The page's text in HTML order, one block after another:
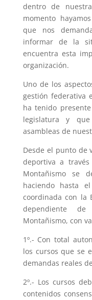
dentro de
momento
que nos
informar de la
encuentra esta
organización.
Uno de los
gestión federativa
ha tenido
legislatura y
asambleas de
Desde el punto de
deportiva a
Montañismo se
haciendo hasta
coordinada con la
dependiente
Montañismo, con
1º.- Con total
los cursos que se
demandas reales
2º.- Los cursos
contenidos